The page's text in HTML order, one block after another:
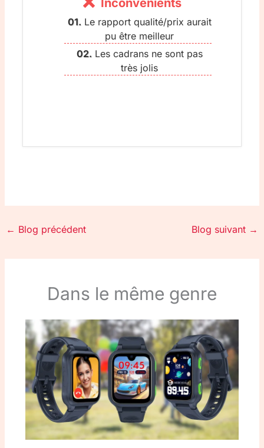
Le rapport qualité/prix aurait
pu être meilleur
Les cadrans ne sont pas
très jolis
← Blog précédent Blog suivant →
Dans le même genre